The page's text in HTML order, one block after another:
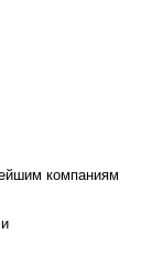
компаниям